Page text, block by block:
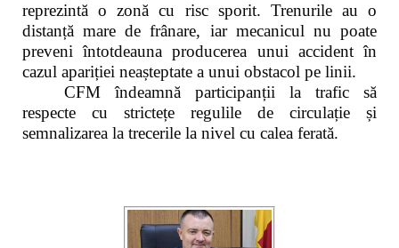
reprezintă o zonă cu risc sporit. Trenurile au o
distanță mare de frânare, iar mecanicul nu poate
preveni întotdeauna producerea unui accident în
cazul apariției neașteptate a unui obstacol pe linii.
CFM îndeamnă participanții la trafic să
respecte cu strictețe regulile de circulație și
semnalizarea la trecerile la nivel cu calea ferată.